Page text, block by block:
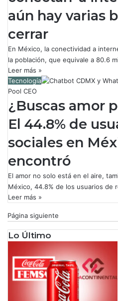
aún hay varias
cerrar
En México, la conectividad a
la población, que equivale a 80.6
Leer más »
Tecnología
Pool CEO
¿Buscas amor
El 44.8% de
sociales en
encontró
El amor no solo está en el aire,
México, 44.8% de los usuarios de
Leer más »
Página siguiente
Lo Último